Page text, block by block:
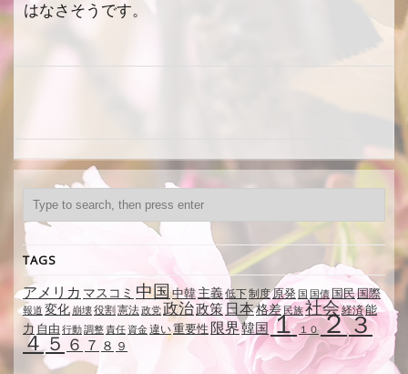
はなさそうです。
TAGS
アメリカ マスコミ 中国中韓 主義低下制度原発 国 国債 国民国際
報道 変化 崩壊役割 憲法政党政治政策 日本格差 民族社会経済能
力 自由 行動調整責任 資金違い重要性 限界韓国１ １０２３
４ ５ ６ ７ ８ ９